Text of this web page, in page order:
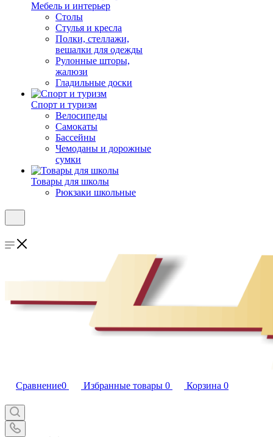
Мебель и интерьер
Столы
Стулья и кресла
Полки, стеллажи,
вешалки для одежды
Рулонные шторы,
жалюзи
Гладильные доски
Спорт и туризм
Велосипеды
Самокаты
Бассейны
Чемоданы и дорожные
сумки
Товары для школы
Рюкзаки школьные
Сравнение0 Избранные товары 0 Корзина 0